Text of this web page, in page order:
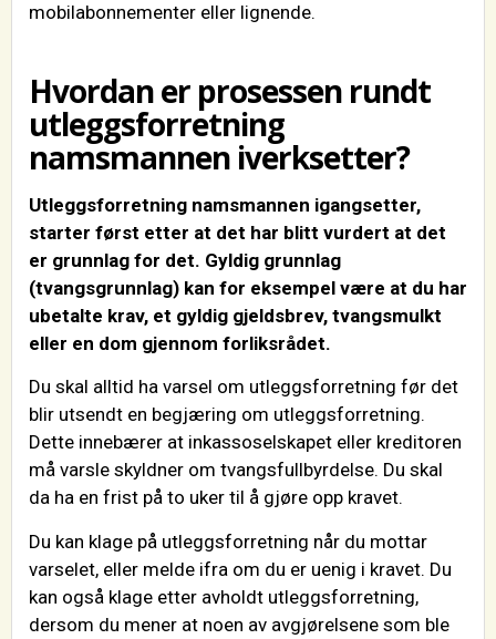
mobilabonnementer eller lignende.
Hvordan er prosessen rundt
utleggsforretning
namsmannen iverksetter?
Utleggsforretning namsmannen igangsetter,
starter først etter at det har blitt vurdert at det
er grunnlag for det. Gyldig grunnlag
(tvangsgrunnlag) kan for eksempel være at du har
ubetalte krav, et gyldig gjeldsbrev, tvangsmulkt
eller en dom gjennom forliksrådet.
Du skal alltid ha varsel om utleggsforretning før det
blir utsendt en begjæring om utleggsforretning.
Dette innebærer at inkassoselskapet eller kreditoren
må varsle skyldner om tvangsfullbyrdelse. Du skal
da ha en frist på to uker til å gjøre opp kravet.
Du kan klage på utleggsforretning når du mottar
varselet, eller melde ifra om du er uenig i kravet. Du
kan også klage etter avholdt utleggsforretning,
dersom du mener at noen av avgjørelsene som ble